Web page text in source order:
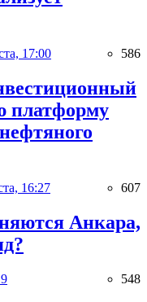
17:00 586
платформу
16:27 607
Анкара,
548